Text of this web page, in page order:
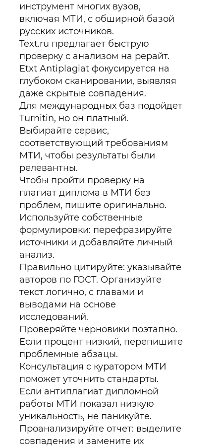
инструмент многих вузов,
включая МТИ, с обширной базой
русских источников.
Text.ru предлагает быструю
проверку с анализом на рерайт.
Etxt Antiplagiat фокусируется на
глубоком сканировании, выявляя
даже скрытые совпадения.
Для международных баз подойдет
Turnitin, но он платный.
Выбирайте сервис,
соответствующий требованиям
МТИ, чтобы результаты были
релевантны.
Чтобы пройти проверку на
плагиат диплома в МТИ без
проблем, пишите оригинально.
Используйте собственные
формулировки: перефразируйте
источники и добавляйте личный
анализ.
Правильно цитируйте: указывайте
авторов по ГОСТ. Организуйте
текст логично, с главами и
выводами на основе
исследований.
Проверяйте черновики поэтапно.
Если процент низкий, перепишите
проблемные абзацы.
Консультация с куратором МТИ
поможет уточнить стандарты.
Если антиплагиат дипломной
работы МТИ показал низкую
уникальность, не паникуйте.
Проанализируйте отчет: выделите
совпадения и замените их